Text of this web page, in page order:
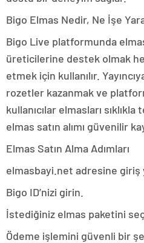
Bigo Elmas Nedir, Ne İşe
Bigo Live platformunda
üreticilerine destek olmak
etmek için kullanılır.
rozetler kazanmak ve
kullanıcılar elmasları
elmas satın alımı güvenilir
Elmas Satın Alma Adımları
elmasbayi.net adresine giriş
Bigo ID’nizi girin.
İstediğiniz elmas paketini
Ödeme işlemini güvenli bir